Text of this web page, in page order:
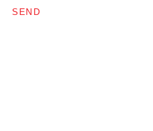
SEND